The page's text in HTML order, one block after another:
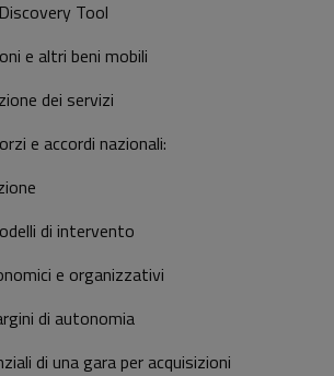
Tool
e altri beni mobili
dei servizi
e accordi nazionali:
di intervento
e organizzativi
di autonomia
di una gara per acquisizioni